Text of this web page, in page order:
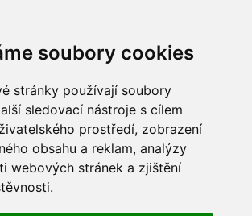
soubory cookies
stránky používají soubory
sledovací nástroje s cílem
prostředí, zobrazení
obsahu a reklam, analýzy
webových stránek a zjištění